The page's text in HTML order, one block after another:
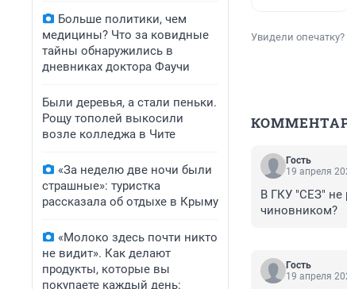
Больше политики, чем
медицины? Что за ковидные
тайны обнаружились в
дневниках доктора Фаучи
Были деревья, а стали пеньки.
Рощу тополей выкосили
возле колледжа в Чите
«За неделю две ночи были
страшные»: туристка
рассказала об отдыхе в Крыму
«Молоко здесь почти никто
не видит». Как делают
продукты, которые вы
покупаете каждый день:
Увидели
Гость
19 апреля
В ГКУ "СЕЗ" не
чиновником?
Гость
19 апреля